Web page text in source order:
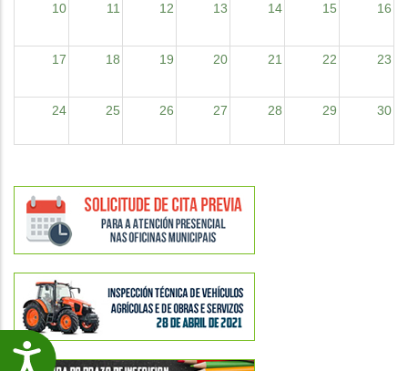
Accesibilidade
10 11 12 13 14 15 16
17 18 19 20 21 22 23
24 25 26 27 28 29 30